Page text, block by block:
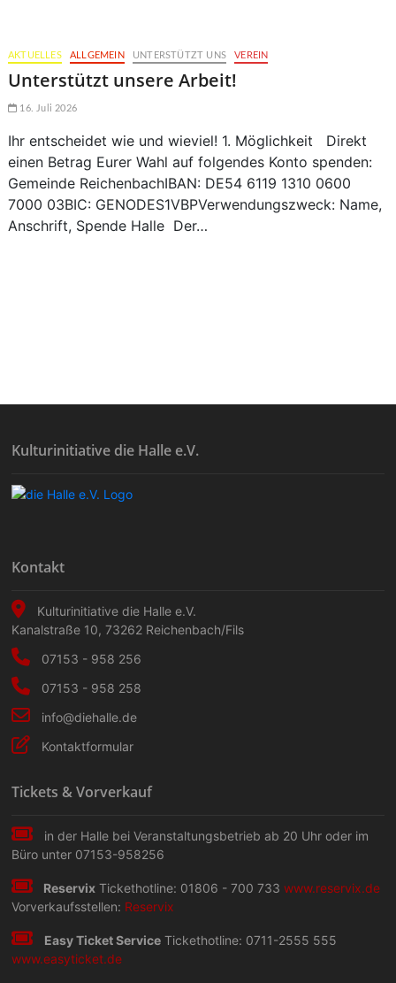
AKTUELLES ALLGEMEIN UNTERSTÜTZT UNS VEREIN
Unterstützt unsere Arbeit!
16. Juli 2026
Ihr entscheidet wie und wieviel! 1. Möglichkeit Direkt
einen Betrag Eurer Wahl auf folgendes Konto spenden:
Gemeinde ReichenbachIBAN: DE54 6119 1310 0600
7000 03BIC: GENODES1VBPVerwendungszweck: Name,
Anschrift, Spende Halle Der…
Kulturinitiative die Halle e.V.
Kontakt
Kulturinitiative die Halle e.V.
Kanalstraße 10,73262 Reichenbach/Fils
07153 - 958 256
07153 - 958 258
info@diehalle.de
Kontaktformular
Tickets & Vorverkauf
in der Halle bei Veranstaltungs­betrieb ab 20 Uhr oder im
Büro unter 07153-958256
ReservixTickethotline: 01806 - 700 733 www.reservix.de
Vorverkaufsstellen: Reservix
Easy Ticket ServiceTickethotline: 0711-2555 555
www.easyticket.de